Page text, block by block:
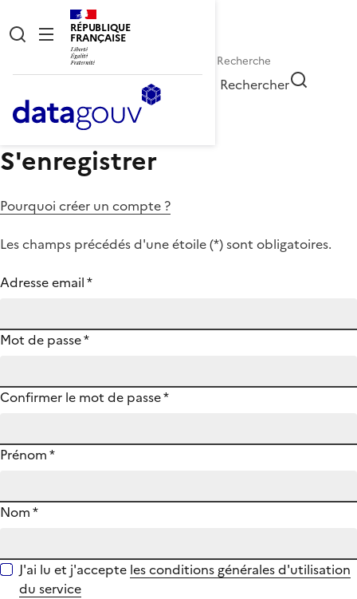
RÉPUBLIQUE
FRANÇAISE
Rechercher
S'enregistrer
Pourquoi créer un compte ?
Les champs précédés d'une étoile (*) sont obligatoires.
Adresse email*
Mot de passe*
Confirmer le mot de passe*
Prénom*
Nom*
J'ai lu et j'accepte les conditions générales d'utilisation
du service